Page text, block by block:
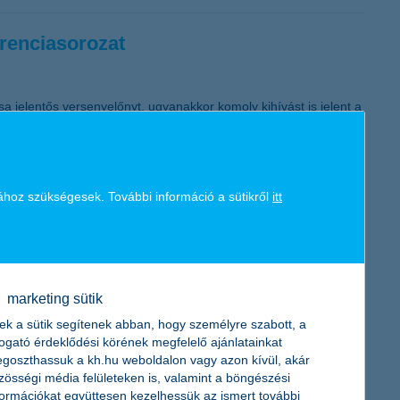
jelentős versenyelőnyt, ugyanakkor komoly kihívást is jelent a
bír a pénzügyileg stabil partnerek kiválasztása” -
szükségesek. További információ a sütikről itt
marketing sütik
a sütik segítenek abban, hogy személyre szabott, a
érdeklődési körének megfelelő ajánlatainkat
a kh.hu weboldalon vagy azon kívül, akár
média felületeken is, valamint a böngészési
együttesen kezelhessük az ismert további